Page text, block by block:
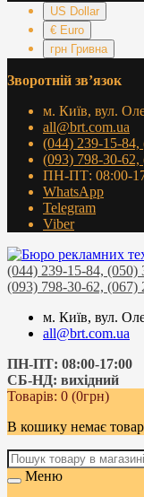
US Dollar
€ Euro
грн Гривна
Зворотній зв’язок
м. Київ, вул.
all@brt.com.ua
(044) 239-15-
(093) 798-30-
ПН-ПТ: 08:00-
WhatsApp
Telegram
Viber
(044) 239-15-84, (050)
(093) 798-30-62, (067)
м. Київ, вул.
all@brt.com.ua
ПН-ПТ: 08:00-17:00
СБ-НД: вихідний
Товарів: 0 (0грн)
В кошику немає
Меню